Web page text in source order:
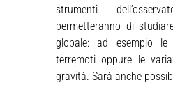
strumenti
permetteranno di
globale: ad esempio
terremoti oppure le
gravità. Sarà anche